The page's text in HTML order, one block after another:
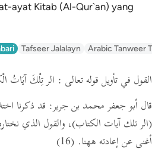
ayat Kitab (Al-Qur`an) yang
Tafseer Jalalayn Arabic Tanweer
القول في تأويل قوله تعالى : الر تِلْكَ آيَاتُ
قال أبو جعفر محمد بن جرير: قد ذكرنا
(الر تلك آيات الكتاب)، والقول الذي
أغنى عن إعادته ههنا. (16)